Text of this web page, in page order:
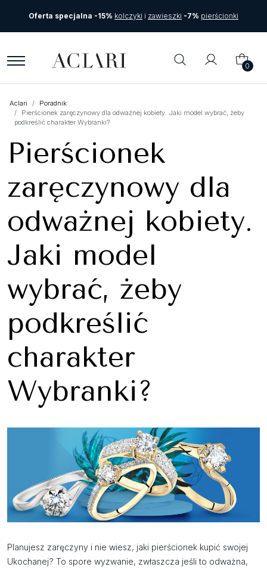
Oferta specjalna -15% kolczyki i zawieszki -7% pierścionki
0
Aclari
Poradnik
Pierścionek zaręczynowy dla odważnej kobiety. Jaki model wybrać, żeby
podkreślić charakter Wybranki?
Pierścionek
zaręczynowy dla
odważnej kobiety.
Jaki model
wybrać, żeby
podkreślić
charakter
Wybranki?
Planujesz zaręczyny i nie wiesz, jaki pierścionek kupić swojej
Ukochanej? To spore wyzwanie, zwłaszcza jeśli to odważna,